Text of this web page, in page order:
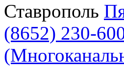
Ставрополь
(8652) 230-